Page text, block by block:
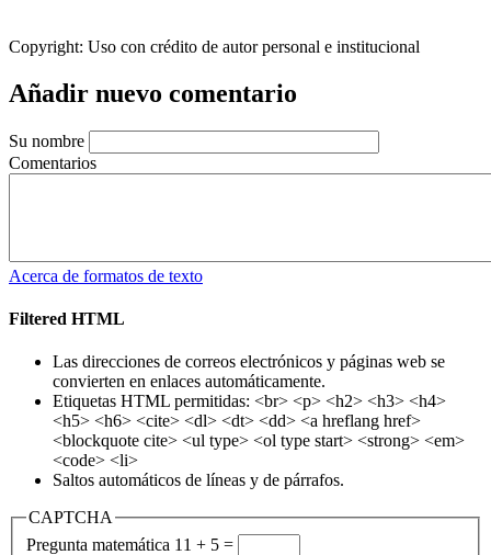
Copyright: Uso con crédito de autor personal e institucional
Añadir nuevo comentario
Su nombre
Comentarios
Acerca de formatos de texto
Filtered HTML
Las direcciones de correos electrónicos y páginas web se
convierten en enlaces automáticamente.
Etiquetas HTML permitidas: <br> <p> <h2> <h3> <h4>
<h5> <h6> <cite> <dl> <dt> <dd> <a hreflang href>
<blockquote cite> <ul type> <ol type start> <strong> <em>
<code> <li>
Saltos automáticos de líneas y de párrafos.
CAPTCHA
Pregunta matemática 11 + 5 =